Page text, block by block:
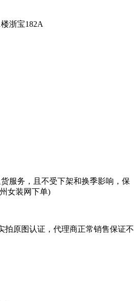
浙宝182A
服务，且不受下架和换季影响，保
女装网下单)
拍原图认证，代理商正常销售保证不